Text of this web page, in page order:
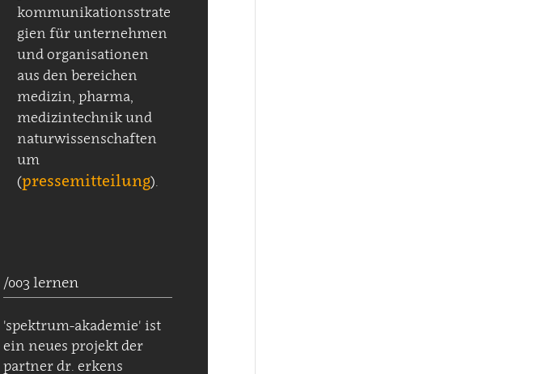
kommunikationsstrate
gien für unternehmen
und organisationen
aus den bereichen
medizin, pharma,
medizintechnik und
naturwissenschaften
um
(pressemitteilung).
/003 lernen
'spektrum-akademie' ist
ein neues projekt der
partner dr. erkens